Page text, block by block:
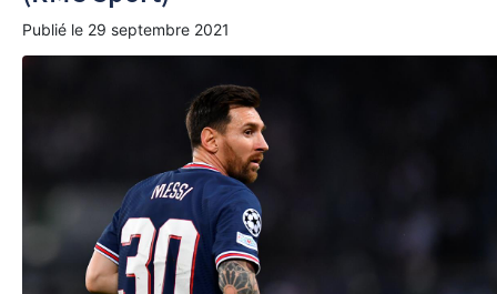
Publié le 29 septembre 2021